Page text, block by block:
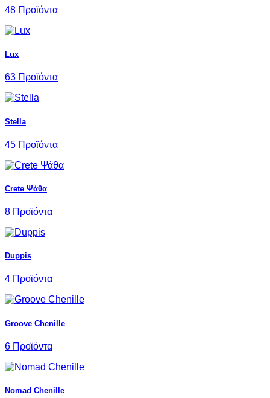
48 Προϊόντα
Lux
63 Προϊόντα
Stella
45 Προϊόντα
Crete Ψάθα
8 Προϊόντα
Duppis
4 Προϊόντα
Groove Chenille
6 Προϊόντα
Nomad Chenille